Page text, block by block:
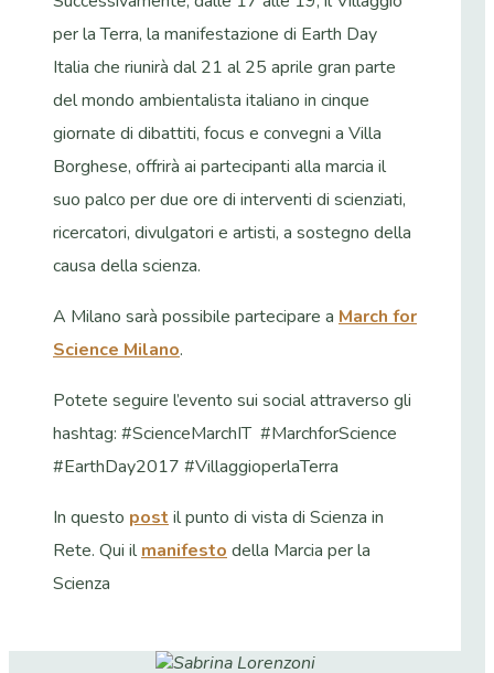
per la Terra, la manifestazione di Earth Day
Italia che riunirà dal 21 al 25 aprile gran parte
del mondo ambientalista italiano in cinque
giornate di dibattiti, focus e convegni a Villa
Borghese, offrirà ai partecipanti alla marcia il
suo palco per due ore di interventi di scienziati,
ricercatori, divulgatori e artisti, a sostegno della
causa della scienza.
A Milano sarà possibile partecipare a March for
Science Milano.
Potete seguire l’evento sui social attraverso gli
hashtag: #ScienceMarchIT #MarchforScience
#EarthDay2017 #VillaggioperlaTerra
In questo post il punto di vista di Scienza in
Rete. Qui ilmanifesto della Marcia per la
Scienza